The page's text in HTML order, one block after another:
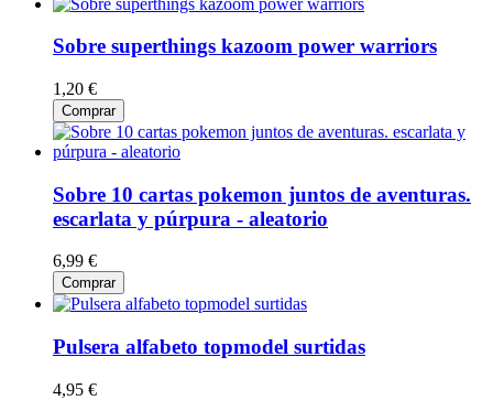
Sobre superthings kazoom power warriors
1,20 €
Comprar
Sobre 10 cartas pokemon juntos de aventuras.
escarlata y púrpura - aleatorio
6,99 €
Comprar
Pulsera alfabeto topmodel surtidas
4,95 €